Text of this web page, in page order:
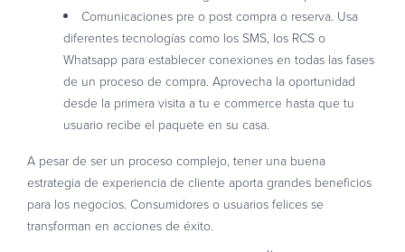
Comunicaciones pre o post compra o reserva. Usa
diferentes tecnologías como los SMS, los RCS o
Whatsapp para establecer conexiones en todas las fases
de un proceso de compra. Aprovecha la oportunidad
desde la primera visita a tu e commerce hasta que tu
usuario recibe el paquete en su casa.
A pesar de ser un proceso complejo, tener una buena
estrategia de experiencia de cliente aporta grandes beneficios
para los negocios. Consumidores o usuarios felices se
transforman en acciones de éxito.